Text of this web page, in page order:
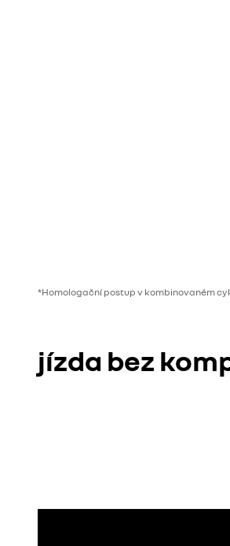
*Homologační postup v kombinovaném
jízda bez